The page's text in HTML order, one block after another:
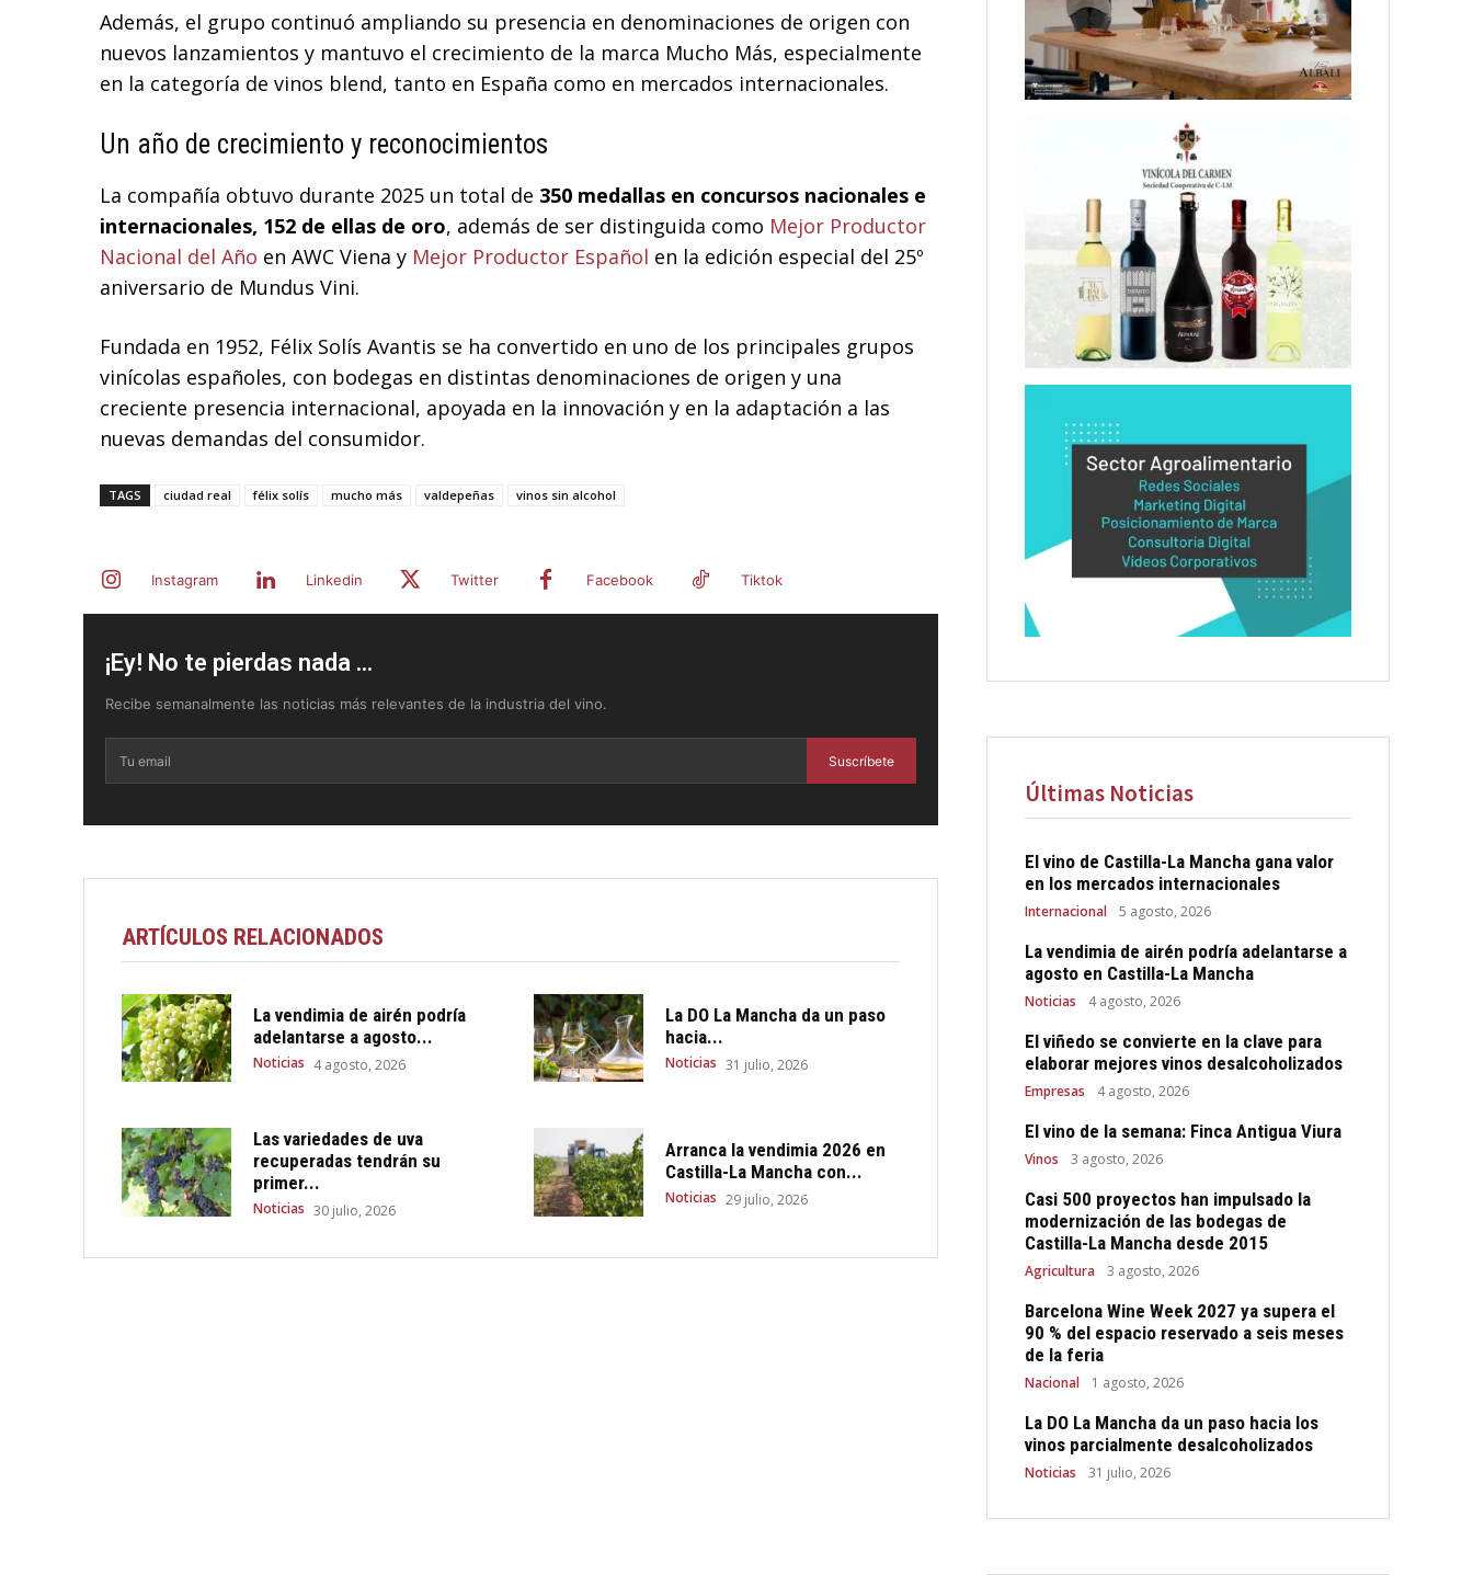
Además, el grupo continuó ampliando su presencia en denominaciones de origen con
nuevos lanzamientos y mantuvo el crecimiento de la marca Mucho Más, especialmente
en la categoría de vinos blend, tanto en España como en mercados internacionales.
Un año de crecimiento y reconocimientos
La compañía obtuvo durante 2025 un total de 350 medallas en concursos nacionales e
internacionales, 152 de ellas de oro, además de ser distinguida como Mejor Productor
Nacional del Año en AWC Viena y Mejor Productor Español en la edición especial del 25º
aniversario de Mundus Vini.
Fundada en 1952, Félix Solís Avantis se ha convertido en uno de los principales grupos
vinícolas españoles, con bodegas en distintas denominaciones de origen y una
creciente presencia internacional, apoyada en la innovación y en la adaptación a las
nuevas demandas del consumidor.
TAGS ciudad real félix solís mucho más valdepeñas vinos sin alcohol
Instagram Linkedin Twitter Facebook Tiktok
¡Ey! No te pierdas nada ...
Recibe semanalmente las noticias más relevantes de la industria del vino.
Suscríbete
ARTÍCULOS RELACIONADOS
La vendimia de airén podría
adelantarse a agosto...
Noticias 4 agosto, 2026
La DO La Mancha da un paso
hacia...
Noticias 31 julio, 2026
Las variedades de uva
recuperadas tendrán su
primer...
Noticias 30 julio, 2026
Arranca la vendimia 2026 en
Castilla-La Mancha con...
Noticias 29 julio, 2026
Últimas Noticias
El vino de Castilla-La Mancha gana valor
en los mercados internacionales
Internacional 5 agosto, 2026
La vendimia de airén podría adelantarse a
agosto en Castilla-La Mancha
Noticias 4 agosto, 2026
El viñedo se convierte en la clave para
elaborar mejores vinos desalcoholizados
Empresas 4 agosto, 2026
El vino de la semana: Finca Antigua Viura
Vinos 3 agosto, 2026
Casi 500 proyectos han impulsado la
modernización de las bodegas de
Castilla-La Mancha desde 2015
Agricultura 3 agosto, 2026
Barcelona Wine Week 2027 ya supera el
90 % del espacio reservado a seis meses
de la feria
Nacional 1 agosto, 2026
La DO La Mancha da un paso hacia los
vinos parcialmente desalcoholizados
Noticias 31 julio, 2026